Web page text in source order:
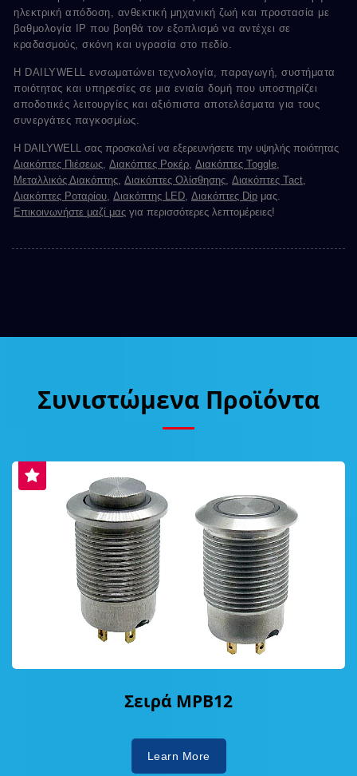
ηλεκτρική απόδοση, ανθεκτική μηχανική ζωή και προστασία με
βαθμολογία IP που βοηθά τον εξοπλισμό να αντέχει σε
κραδασμούς, σκόνη και υγρασία στο πεδίο.
Η DAILYWELL ενσωματώνει τεχνολογία, παραγωγή, συστήματα
ποιότητας και υπηρεσίες σε μια ενιαία δομή που υποστηρίζει
αποδοτικές λειτουργίες και αξιόπιστα αποτελέσματα για τους
συνεργάτες παγκοσμίως.
Η DAILYWELL σας προσκαλεί να εξερευνήσετε την υψηλής ποιότητας
Διακόπτες Πιέσεως Διακόπτες Ροκέρ Διακόπτες Toggle
Μεταλλικός Διακόπτης Διακόπτες Ολίσθησης Διακόπτες Tact
Διακόπτες Ροταρίου Διακόπτης LED Διακόπτες Dip μας.
Επικοινωνήστε μαζί μας για περισσότερες λεπτομέρειες!
Συνιστώμενα Προϊόντα
Σειρά MPB12
Learn More